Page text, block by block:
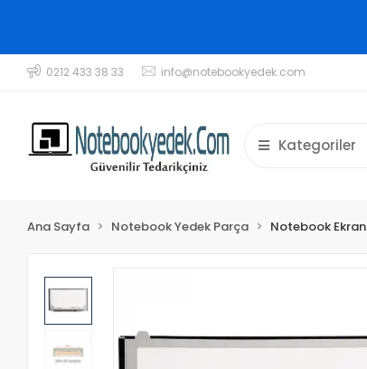
0212 433 38 33 info@notebookyedek.com
Kategoriler
Ana Sayfa Notebook Yedek Parça Notebook Ekran